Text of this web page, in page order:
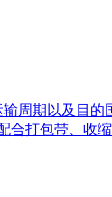
周期以及目的
合打包带、收